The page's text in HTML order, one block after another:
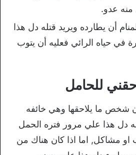
منه عدو.
أن يطارده ويريد قتله دل هذا
في حياه الرائي فعليه أن يتوب
للحامل
شخص ما يلاحقها وهي خائفه
دل هذا علي مرور فتره الحمل
او مشاكل, اما اذا كان هناك من